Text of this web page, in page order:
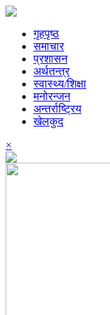
गृहपृष्ठ
समाचार
प्रशासन
अर्थतन्त्र
स्वास्थ्य/शिक्षा
मनोरन्जन
अन्तर्राष्ट्रिय
खेलकुद
×